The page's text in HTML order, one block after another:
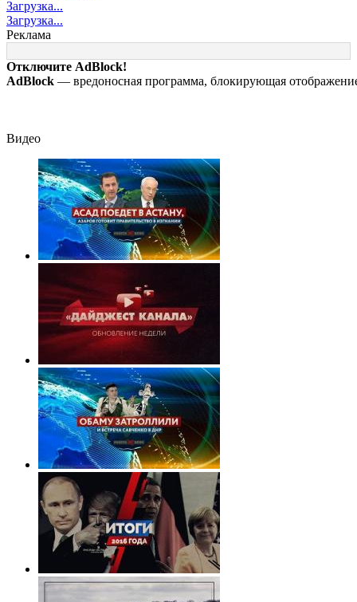
работы отца, пока
не узнал, ради чего
тот отказался от
карьеры - история
одной семьи
жены: шесть
шокирующих
фактов, новые
уголовное дело
Загрузка...
Загрузка...
Реклама
Отключите AdBlock!
AdBlock — вредоносная программа, блокирующая
Видео